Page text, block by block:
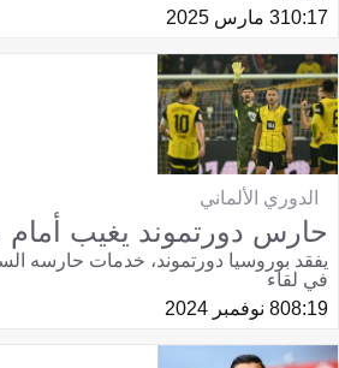
10:173 مارس 2025
الدوري الألماني
حارس دورتموند يغيب أمام
يفقد بوروسيا دورتموند، خدمات حارسه
في لقاء
08:198 نوفمبر 2024